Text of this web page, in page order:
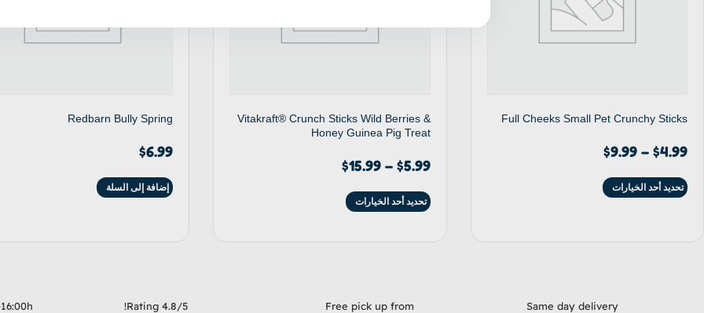
Full Cheeks Small Pet Crunchy Sticks
$4.99
–
$9.99
تحديد أحد الخيارات
Vitakraft® Crunch Sticks Wild Berries &
Honey Guinea Pig Treat
$5.99
–
$15.99
تحديد أحد الخيارات
Redbarn Bully Spring
$6.99
إضافة إلى السلة
Same day delivery
Free pick up from
Rating 4.8/5!